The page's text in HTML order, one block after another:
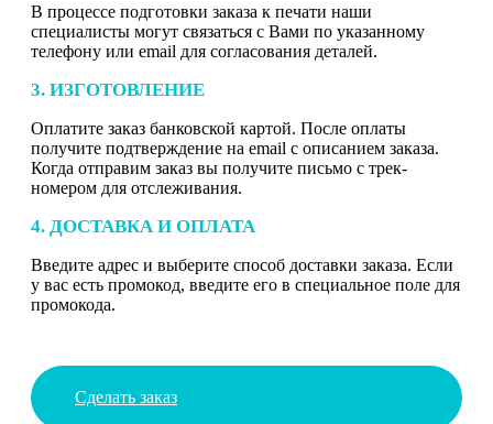
В процессе подготовки заказа к печати наши
специалисты могут связаться с Вами по указанному
телефону или email для согласования деталей.
3. ИЗГОТОВЛЕНИЕ
Оплатите заказ банковской картой. После оплаты
получите подтверждение на email с описанием заказа.
Когда отправим заказ вы получите письмо с трек-
номером для отслеживания.
4. ДОСТАВКА И ОПЛАТА
Введите адрес и выберите способ доставки заказа. Если
у вас есть промокод, введите его в специальное поле для
промокода.
Сделать заказ